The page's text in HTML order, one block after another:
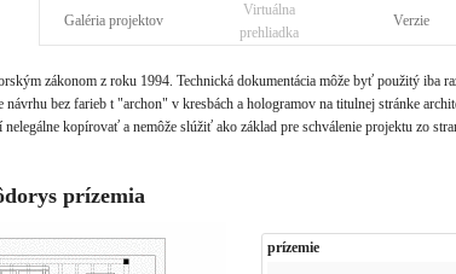
Galéria projektov
Virtuálna
prehliadka
Verzie
zákonom z roku 1994. Technická dokumentácia môže byť použitý iba
bez farieb t "archon" v kresbách a hologramov na titulnej stránke
kopírovať a nemôže slúžiť ako základ pre schválenie projektu zo
prízemia
prízemie